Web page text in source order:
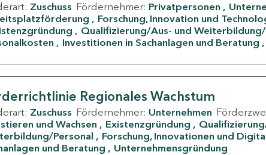
Zuschuss Fördernehmer: Privatpersonen
Forschung, Innovation und
Qualifizierung/Aus- und
Investitionen in Sachanlagen und Beratung
Regionales Wachstum
Zuschuss Fördernehmer: Unternehmen
und Wachsen
Existenzgründung
Personal
Forschung, Innovationen und
und Beratung
Unternehmensgründung